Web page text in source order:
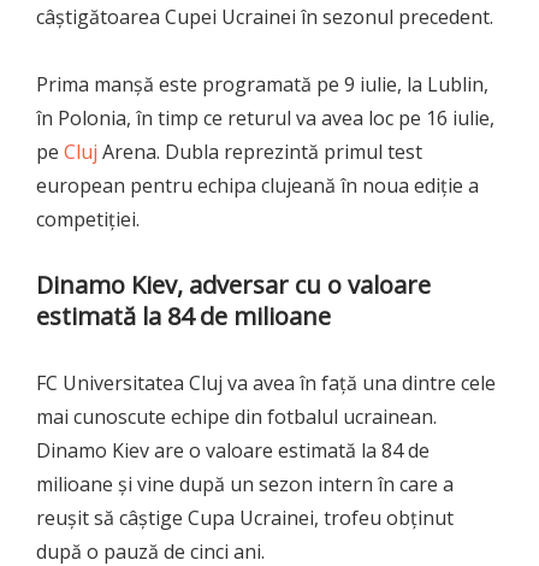
câștigătoarea Cupei Ucrainei în sezonul precedent.
Prima manșă este programată pe 9 iulie, la Lublin,
în Polonia, în timp ce returul va avea loc pe 16 iulie,
pe Cluj Arena. Dubla reprezintă primul test
european pentru echipa clujeană în noua ediție a
competiției.
Dinamo Kiev, adversar cu o valoare
estimată la 84 de milioane
FC Universitatea Cluj va avea în față una dintre cele
mai cunoscute echipe din fotbalul ucrainean.
Dinamo Kiev are o valoare estimată la 84 de
milioane și vine după un sezon intern în care a
reușit să câștige Cupa Ucrainei, trofeu obținut
după o pauză de cinci ani.